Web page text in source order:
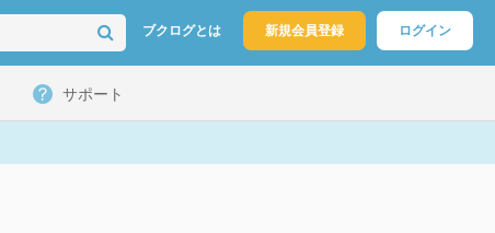
ブクログとは 新規会員登録 ログイン
サポート